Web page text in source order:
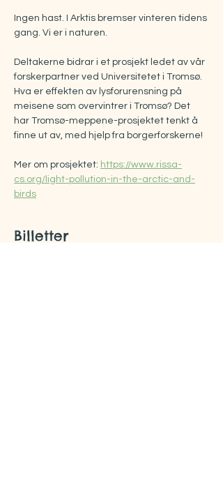
Ingen hast. I Arktis bremser vinteren tidens
gang. Vi er i naturen.
Deltakerne bidrar i et prosjekt ledet av vår
forskerpartner ved Universitetet i Tromsø.
Hva er effekten av lysforurensning på
meisene som overvintrer i Tromsø? Det
har Tromsø-meppene-prosjektet tenkt å
finne ut av, med hjelp fra borgerforskerne!
Mer om prosjektet: https://www.rissa-
cs.org/light-pollution-in-the-arctic-and-
birds
Billetter